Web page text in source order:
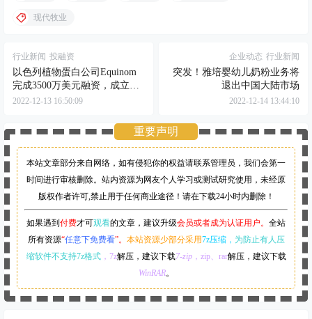
现代牧业
行业新闻 投融资
以色列植物蛋白公司Equinom
完成3500万美元融资，成立至
今融资总额超7000万
2022-12-13 16:50:09
企业动态 行业新闻
突发！雅培婴幼儿奶粉业务将
退出中国大陆市场
2022-12-14 13:44:10
重要声明
本站文章部分来自网络，如有侵犯你的权益请联系管理员， 我们会第一
时间进行审核删除。站内资源为网友个人学习或测试研究使用，未经原
版权作者许可,禁止用于任何商业途径！请在下载24小时内删除！
如果遇到 付费才可观看的文章，建议升级会员或者成为认证用户。 全站
所有资源“任意下免费看”。 本站资源少部分采用7z压缩， 为防止有人压
缩软件不支持7z格式，7z解压，建议下载7-zip，zip、rar解压，建议下载
WinRAR。